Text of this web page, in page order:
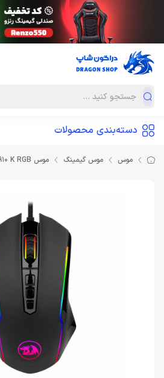
دسته‌بندی محصولات
موس موس گیمینگ موس Redragon Ranger M910 K RGB